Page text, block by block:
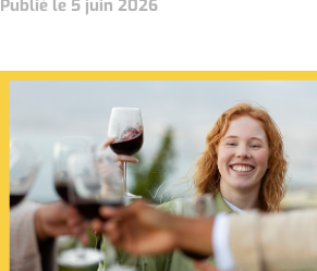
Publié le 5 juin 2026